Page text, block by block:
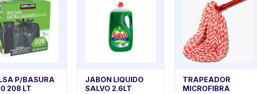
P/BASURA
208 LT
JABON LIQUIDO
SALVO 2.6LT
TRAPEADOR
MICROFIBRA